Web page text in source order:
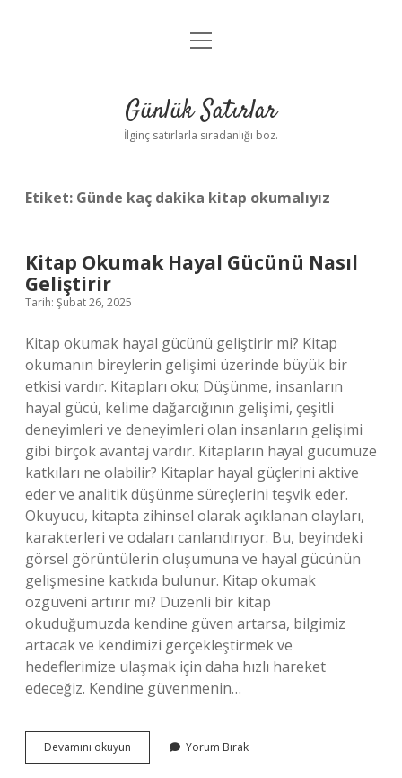
Anasayfa
Yasal Uyarı
menüyü
Günlük Satırlar
İlginç satırlarla sıradanlığı boz.
Etiket: Günde kaç dakika kitap okumalıyız
Kitap Okumak Hayal Gücünü Nasıl
Geliştirir
Tarih: Şubat 26, 2025
Kitap okumak hayal gücünü geliştirir mi? Kitap
okumanın bireylerin gelişimi üzerinde büyük bir
etkisi vardır. Kitapları oku; Düşünme, insanların
hayal gücü, kelime dağarcığının gelişimi, çeşitli
deneyimleri ve deneyimleri olan insanların gelişimi
gibi birçok avantaj vardır. Kitapların hayal gücümüze
katkıları ne olabilir? Kitaplar hayal güçlerini aktive
eder ve analitik düşünme süreçlerini teşvik eder.
Okuyucu, kitapta zihinsel olarak açıklanan olayları,
karakterleri ve odaları canlandırıyor. Bu, beyindeki
görsel görüntülerin oluşumuna ve hayal gücünün
gelişmesine katkıda bulunur. Kitap okumak
özgüveni artırır mı? Düzenli bir kitap
okuduğumuzda kendine güven artarsa, bilgimiz
artacak ve kendimizi gerçekleştirmek ve
hedeflerimize ulaşmak için daha hızlı hareket
edeceğiz. Kendine güvenmenin…
Devamını okuyun
Okumak
Yorum Bırak